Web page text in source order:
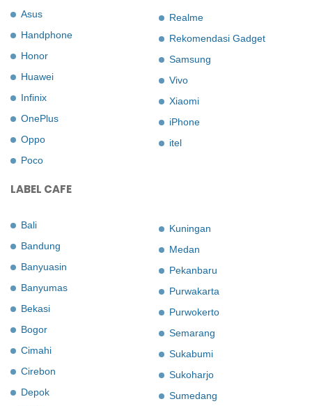
Asus
Handphone
Honor
Huawei
Infinix
OnePlus
Oppo
Poco
Realme
Rekomendasi Gadget
Samsung
Vivo
Xiaomi
iPhone
itel
LABEL CAFE
Bali
Bandung
Banyuasin
Banyumas
Bekasi
Bogor
Cimahi
Cirebon
Depok
Kuningan
Medan
Pekanbaru
Purwakarta
Purwokerto
Semarang
Sukabumi
Sukoharjo
Sumedang